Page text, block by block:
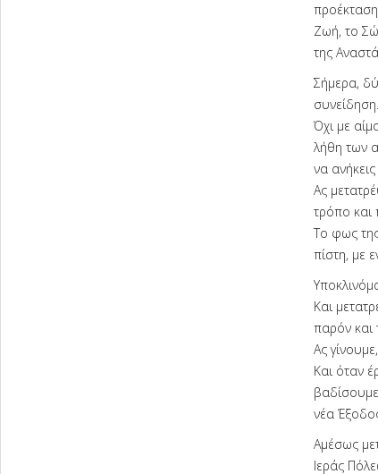
Ζωή, το
της
Σήμερα,
συνείδηση.
Όχι με
λήθη των
να
Ας
τρόπο και
Το φως
πίστη, με
Και
παρόν και
Ας
Και όταν
νέα
Αμέσως
Ιεράς